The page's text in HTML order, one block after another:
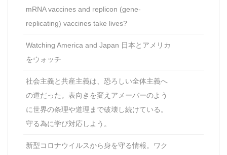
mRNA vaccines and replicon (gene-
replicating) vaccines take lives?
Watching America and Japan 日本とアメリカ
をウォッチ
社会主義と共産主義は、恐ろしい全体主義へ
の道だった。表向きを変えアメーバーのよう
に世界の条理や道理まで破壊し続けている。
守る為に学び対応しよう。
新型コロナウイルスから身を守る情報。ワク